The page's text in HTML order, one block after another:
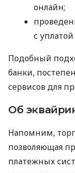
онлайн;
с
Подобный
банки,
сервисов для
Об
Напомним,
позволяющая
платежных